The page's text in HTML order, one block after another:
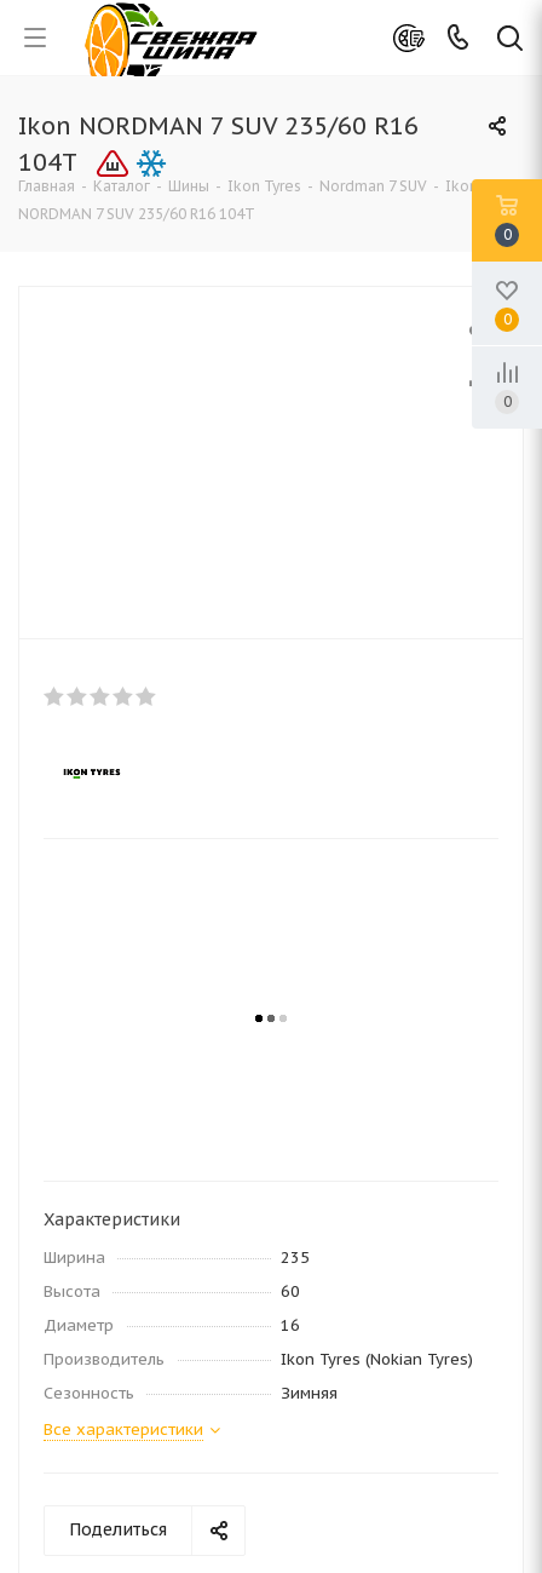
Ikon NORDMAN 7 SUV 235/60 R16
104T
Главная - Каталог - Шины - Ikon Tyres - Nordman 7 SUV - Ikon
NORDMAN 7 SUV 235/60 R16 104T
Характеристики
Ширина
235
Высота
60
Диаметр
16
Производитель
Ikon Tyres (Nokian Tyres)
Сезонность
Зимняя
Все характеристики
Поделиться
0
0
0